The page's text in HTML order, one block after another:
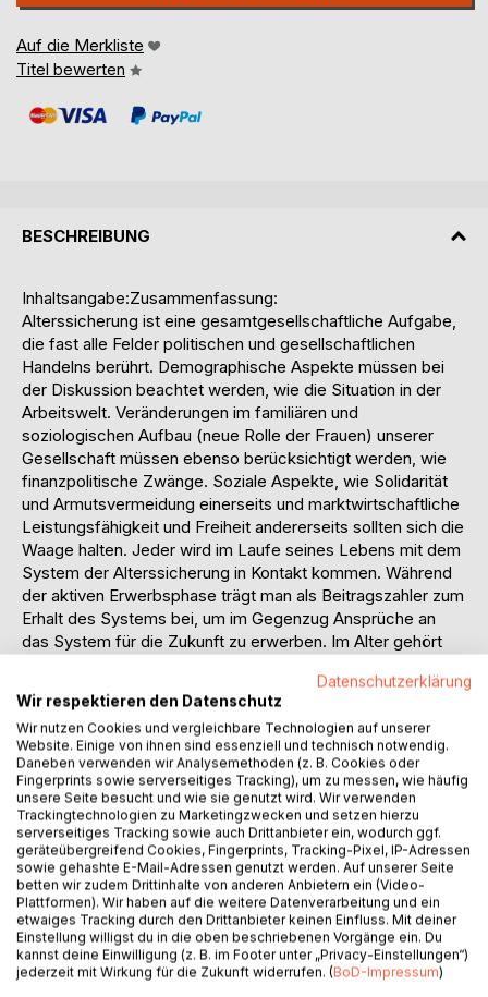
Auf die Merkliste
Titel bewerten
BESCHREIBUNG
Inhaltsangabe:Zusammenfassung:
Alterssicherung ist eine gesamtgesellschaftliche Aufgabe,
die fast alle Felder politischen und gesellschaftlichen
Handelns berührt. Demographische Aspekte müssen bei
der Diskussion beachtet werden, wie die Situation in der
Arbeitswelt. Veränderungen im familiären und
soziologischen Aufbau (neue Rolle der Frauen) unserer
Gesellschaft müssen ebenso berücksichtigt werden, wie
finanzpolitische Zwänge. Soziale Aspekte, wie Solidarität
und Armutsvermeidung einerseits und marktwirtschaftliche
Leistungsfähigkeit und Freiheit andererseits sollten sich die
Waage halten. Jeder wird im Laufe seines Lebens mit dem
System der Alterssicherung in Kontakt kommen. Während
der aktiven Erwerbsphase trägt man als Beitragszahler zum
Erhalt des Systems bei, um im Gegenzug Ansprüche an
das System für die Zukunft zu erwerben. Im Alter gehört
man quasi schon Teil des Generationenvertrags, da das
System für zukünftige Beitragszahlungen nicht in der Luft
schwebt, sondern von einer nachwachsenden Generation
getragen werden muß.
Zunächst soll in der vorliegenden Arbeit das bestehende
System mit seiner wechselvollen Geschichte dargestellt
werden. Die gesetzliche Rentenversicherung beinhaltet
eine Fülle von unterschiedlichen Leistungen und
Leistungsvoraussetzungen. Es ist daher anfangs wichtig,
diese einzeln vorzustellen, bevor im zweiten Kapitel auf die
Mängel des Systems eingegangen werden kann. Dabei
wird deutlich werden, daß diese Problemlagen nicht nur im
Zusammenhang mit der gesetzlichen Rentenversicherung
zu sehen sind, sondern sich auch auf die gesamte
Datenschutzerklärung
Wir respektieren den Datenschutz
Wir nutzen Cookies und vergleichbare Technologien auf unserer
Website. Einige von ihnen sind essenziell und technisch notwendig.
Daneben verwenden wir Analysemethoden (z. B. Cookies oder
Fingerprints sowie serverseitiges Tracking), um zu messen, wie häufig
unsere Seite besucht und wie sie genutzt wird. Wir verwenden
Trackingtechnologien zu Marketingzwecken und setzen hierzu
serverseitiges Tracking sowie auch Drittanbieter ein, wodurch ggf.
geräteübergreifend Cookies, Fingerprints, Tracking-Pixel, IP-Adressen
sowie gehashte E-Mail-Adressen genutzt werden. Auf unserer Seite
betten wir zudem Drittinhalte von anderen Anbietern ein (Video-
Plattformen). Wir haben auf die weitere Datenverarbeitung und ein
etwaiges Tracking durch den Drittanbieter keinen Einfluss. Mit deiner
Einstellung willigst du in die oben beschriebenen Vorgänge ein. Du
kannst deine Einwilligung (z. B. im Footer unter „Privacy-Einstellungen“)
jederzeit mit Wirkung für die Zukunft widerrufen. (BoD-Impressum)